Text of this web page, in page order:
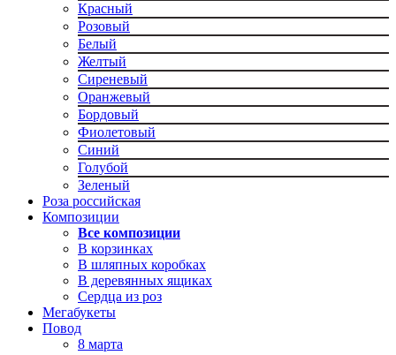
Красный
Розовый
Белый
Желтый
Сиреневый
Оранжевый
Бордовый
Фиолетовый
Синий
Голубой
Зеленый
Роза российская
Композиции
Все композиции
В корзинках
В шляпных коробках
В деревянных ящиках
Сердца из роз
Мегабукеты
Повод
8 марта